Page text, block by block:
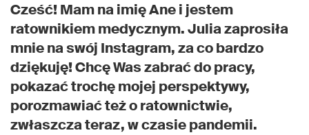
Cześć! Mam na imię Ane i jestem
ratownikiem medycznym. Julia zaprosiła
mnie na swój Instagram, za co bardzo
dziękuję! Chcę Was zabrać do pracy,
pokazać trochę mojej perspektywy,
porozmawiać też o ratownictwie,
zwłaszcza teraz, w czasie pandemii.